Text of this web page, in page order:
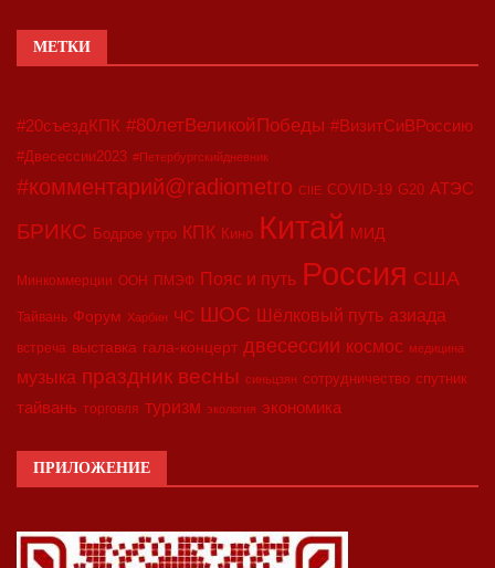
МЕТКИ
#20съездКПК #80летВеликойПобеды #ВизитСиВРоссию
#Двесессии2023 #Петербургскийдневник
#комментарий@radiometro CIIE COVID-19 G20 АТЭС
БРИКС Бодрое утро КПК Кино Китай МИД
Минкоммерции ООН ПМЭФ Пояс и путь Россия США
Тайвань Форум Харбин ЧС ШОС Шёлковый путь азиада
встреча выставка гала-концерт двесессии космос медицина
музыка праздник весны синьцзян сотрудничество спутник
тайвань торговля туризм экология экономика
ПРИЛОЖЕНИЕ